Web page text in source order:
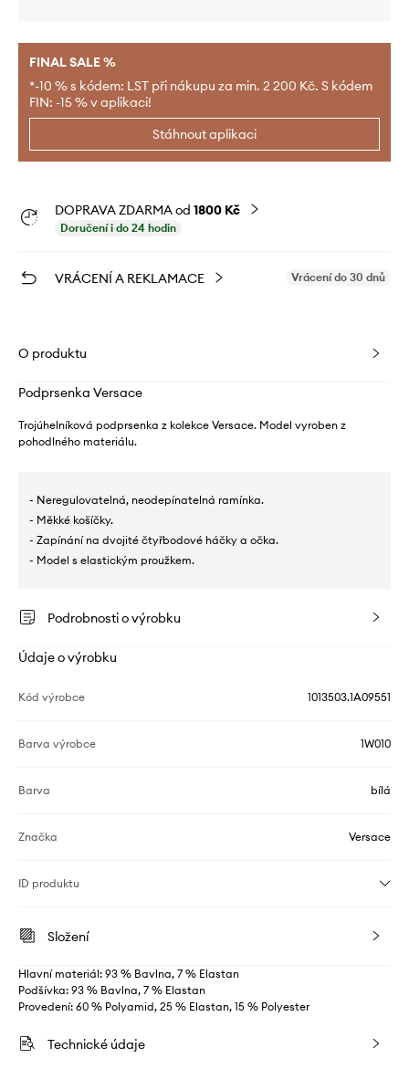
FINAL SALE %
*-10 % s kódem: LST při nákupu za min. 2 200 Kč. S kódem
FIN: -15 % v aplikaci!
Stáhnout aplikaci
DOPRAVA ZDARMA od 1800 Kč
Doručení i do 24 hodin
VRÁCENÍ A REKLAMACE Vrácení do 30 dnů
O produktu
Podprsenka Versace
Trojúhelníková podprsenka z kolekce Versace. Model vyroben z
pohodlného materiálu.
- Neregulovatelná, neodepínatelná ramínka.
- Měkké košíčky.
- Zapínání na dvojité čtyřbodové háčky a očka.
- Model s elastickým proužkem.
Podrobnosti o výrobku
Údaje o výrobku
Kód výrobce 1013503.1A09551
Barva výrobce 1W010
Barva bílá
Značka Versace
ID produktu
Složení
Hlavní materiál: 93 % Bavlna, 7 % Elastan
Podšívka: 93 % Bavlna, 7 % Elastan
Provedení: 60 % Polyamid, 25 % Elastan, 15 % Polyester
Technické údaje